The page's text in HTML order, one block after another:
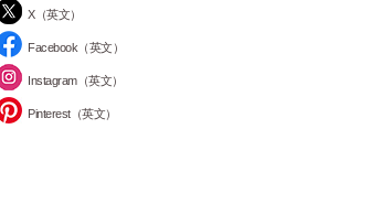
X（英文）
Facebook（英文）
Instagram（英文）
Pinterest（英文）